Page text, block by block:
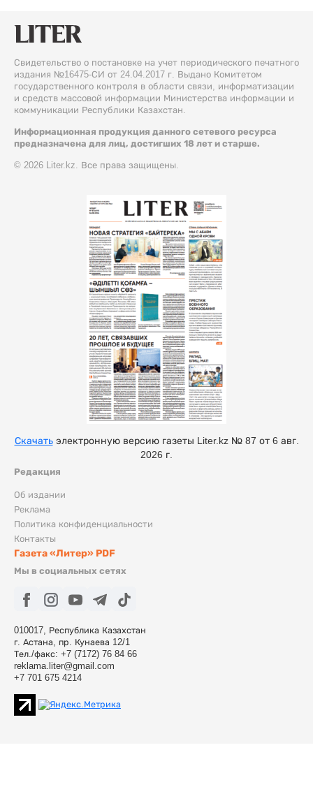
Свидетельство о постановке на учет периодического печатного
издания №16475-СИ от 24.04.2017 г. Выдано Комитетом
государственного контроля в области связи, информатизации
и средств массовой информации Министерства информации и
коммуникации Республики Казахстан.
Информационная продукция данного сетевого ресурса
предназначена для лиц, достигших 18 лет и старше.
© 2026 Liter.kz. Все права защищены.
Редакция
Об издании
Реклама
Политика конфиденциальности
Контакты
Газета «Литер» PDF
Мы в социальных сетях
010017, Республика Казахстан
г. Астана, пр. Кунаева 12/1
Тел./факс: +7 (7172) 76 84 66
reklama.liter@gmail.com
+7 701 675 4214
Скачатьэлектронную версию газеты Liter.kz № 87 от 6 авг.
2026 г.